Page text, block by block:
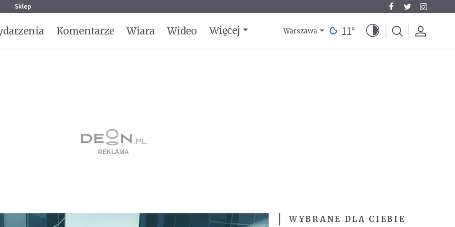
Sklep
Komentarze Wiara Wideo Więcej Warszawa 11°
WYBRANE DLA CIEBIE